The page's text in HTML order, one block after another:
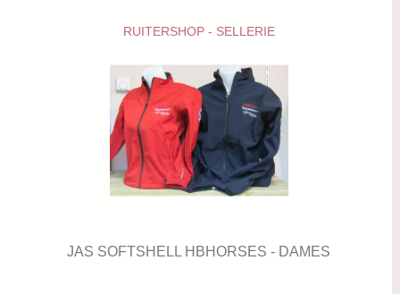
RUITERSHOP - SELLERIE
JAS SOFTSHELL HBHORSES - DAMES